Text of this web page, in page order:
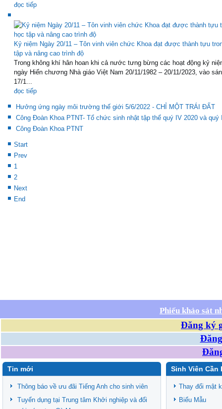
đọc tiếp
Kỷ niệm Ngày 20/11 – Tôn vinh viên chức Khoa đạt được thành tựu
tập và nâng cao trình độ
Trong không khí hân hoan khi cả nước tưng bừng các hoạt động kỷ
ngày Hiến chương Nhà giáo Việt Nam 20/11/1982 – 20/11/2023, vào
17/1...
đọc tiếp
Hưởng ứng ngày môi trường thế giới 5/6/2022 - CHỈ MỘT TRÁI ĐẤT
Công Đoàn Khoa PTNT- Tổ chức sinh nhật tập thể quý IV 2020 và quý
Công Đoàn Khoa PTNT
Start
Prev
1
2
Next
End
Phiếu khảo sát
Đăng ký
Tin mới
Thông báo về ưu đãi Tiếng Anh cho sinh viên
Tuyển dụng tại Trung tâm Khởi nghiệp và đổi
Sinh Viên Cần
Thay đổi mật
Biểu Mẫu